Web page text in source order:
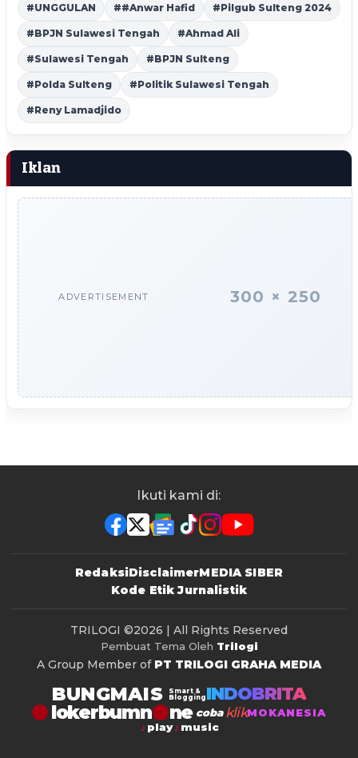
#UNGGULAN ##Anwar Hafid #Pilgub Sulteng 2024
#BPJN Sulawesi Tengah #Ahmad Ali
#Sulawesi Tengah #BPJN Sulteng
#Polda Sulteng #Politik Sulawesi Tengah
#Reny Lamadjido
Iklan
ADVERTISEMENT 300 × 250
Ikuti kami di:
RedaksiDisclaimerMEDIA SIBER
Kode Etik Jurnalistik
TRILOGI ©2026 | All Rights Reserved
Pembuat Tema Oleh Trilogi
A Group Member of PT TRILOGI GRAHA MEDIA
BUNGMAIS
Smart &
Blogging INDOBRITA
lokerbumn coba klikMOKANESIA
play
music